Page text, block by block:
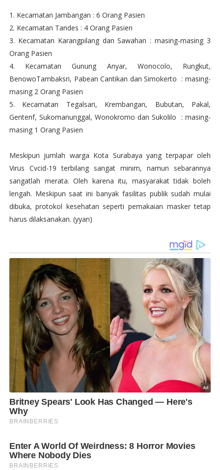
1. Kecamatan Jambangan : 6 Orang Pasien
2. Kecamatan Tandes : 4 Orang Pasien
3. Kecamatan Karangpilang dan Sawahan : masing-masing 3
Orang Pasien
4. Kecamatan Gunung Anyar, Wonocolo, Rungkut,
BenowoTambaksri, Pabean Cantikan dan Simokerto : masing-
masing 2 Orang Pasien
5. Kecamatan Tegalsari, Krembangan, Bubutan, Pakal,
Gentenf, Sukomanunggal, Wonokromo dan Sukolilo : masing-
masing 1 Orang Pasien
Meskipun jumlah warga Kota Surabaya yang terpapar oleh
Virus Cvcid-19 terbilang sangat minim, namun sebarannya
sangatlah merata. Oleh karena itu, masyarakat tidak boleh
lengah. Meskipun saat ini banyak fasilitas publik sudah mulai
dibuka, protokol kesehatan seperti pemakaian masker tetap
harus dilaksanakan. (yyan)